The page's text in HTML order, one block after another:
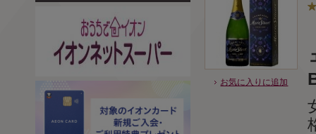
お気に入りに追加